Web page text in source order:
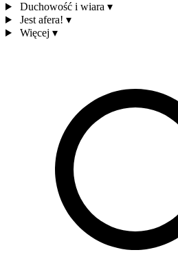
Duchowość i wiara ▾
Jest afera! ▾
Więcej ▾